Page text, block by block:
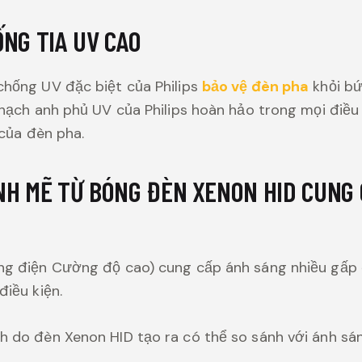
TIA UV CAO
UV đặc biệt của Philips bảo vệ đèn pha khỏi
anh phủ UV của Philips hoàn hảo trong mọi
đèn pha.
MẼ TỪ BÓNG ĐÈN XENON HID
điện Cường độ cao) cung cấp ánh sáng nhiều
kiện.
do đèn Xenon HID tạo ra có thể so sánh với ánh